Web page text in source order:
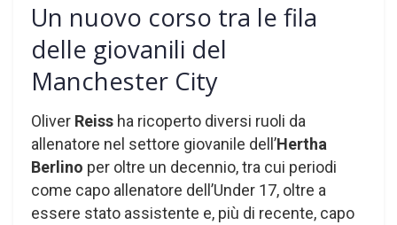
Un nuovo corso tra le fila
delle giovanili del
Manchester City
Oliver Reiss ha ricoperto diversi ruoli da
allenatore nel settore giovanile dell’Hertha
Berlino per oltre un decennio, tra cui periodi
come capo allenatore dell’Under 17, oltre a
essere stato assistente e, più di recente, capo